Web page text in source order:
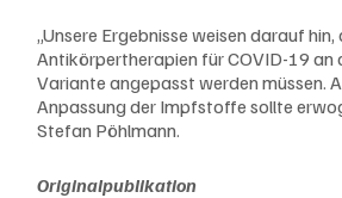
„Unsere Ergebnisse weisen darauf hin,
Antikörpertherapien für COVID-19 an
Variante angepasst werden müssen.
Anpassung der Impfstoffe sollte
Stefan Pöhlmann.
Originalpublikation